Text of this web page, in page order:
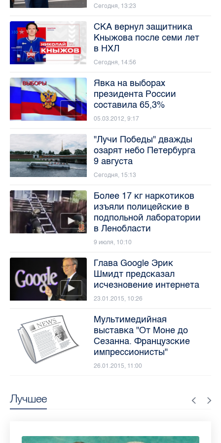
Лучшее
Сегодня, 13:23
СКА вернул защитника
Кныжова после семи лет
в НХЛ
Сегодня, 14:56
Явка на выборах
президента России
составила 65,3%
05.03.2012, 9:17
"Лучи Победы" дважды
озарят небо Петербурга
9 августа
Сегодня, 15:13
Более 17 кг наркотиков
изъяли полицейские в
подпольной лаборатории
в Ленобласти
9 июля, 10:10
Глава Google Эрик
Шмидт предсказал
исчезновение интернета
23.01.2015, 10:26
Мультимедийная
выставка "От Моне до
Сезанна. Французские
импрессионисты"
26.01.2015, 11:00